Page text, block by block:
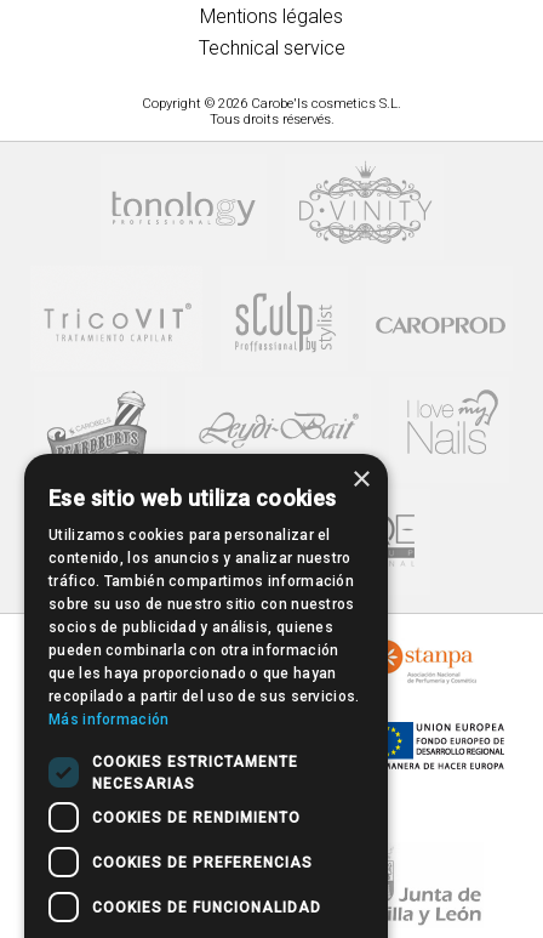
Mentions légales
Technical service
Copyright © 2026 Carobe'ls cosmetics S.L.
Tous droits réservés.
×
Ese sitio web utiliza cookies
Utilizamos cookies para personalizar el
contenido, los anuncios y analizar nuestro
tráfico. También compartimos información
sobre su uso de nuestro sitio con nuestros
socios de publicidad y análisis, quienes
pueden combinarla con otra información
que les haya proporcionado o que hayan
recopilado a partir del uso de sus servicios.
Más información
COOKIES ESTRICTAMENTE
NECESARIAS
COOKIES DE RENDIMIENTO
COOKIES DE PREFERENCIAS
COOKIES DE FUNCIONALIDAD